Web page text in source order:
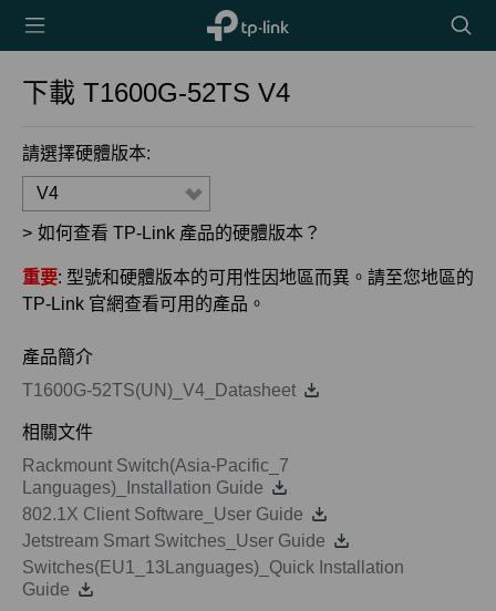
TP-Link,
Reliably
搜
尋
下載 T1600G-52TS V4
請選擇硬體版本:
V4
> 如何查看 TP-Link 產品的硬體版本？
重要: 型號和硬體版本的可用性因地區而異。請至您地區的
TP-Link 官網查看可用的產品。
產品簡介
T1600G-52TS(UN)_V4_Datasheet
相關文件
Rackmount Switch(Asia-Pacific_7
Languages)_Installation Guide
802.1X Client Software_User Guide
Jetstream Smart Switches_User Guide
Switches(EU1_13Languages)_Quick Installation
Guide